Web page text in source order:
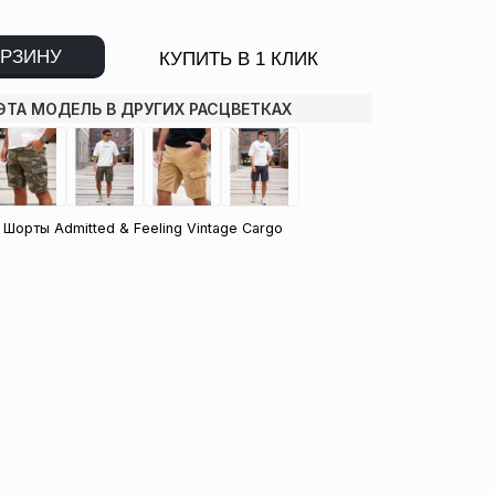
КУПИТЬ В 1 КЛИК
МОДЕЛЬ В ДРУГИХ РАСЦВЕТКАХ
Шорты Admitted & Feeling Vintage Cargo